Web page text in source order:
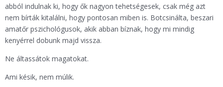
abból indulnak ki, hogy ők nagyon tehetségesek, csak még azt
nem bírták kitalálni, hogy pontosan miben is. Botcsinálta, beszari
amatőr pszichológusok, akik abban bíznak, hogy mi mindig
kenyérrel dobunk majd vissza.
Ne áltassátok magatokat.
Ami késik, nem múlik.